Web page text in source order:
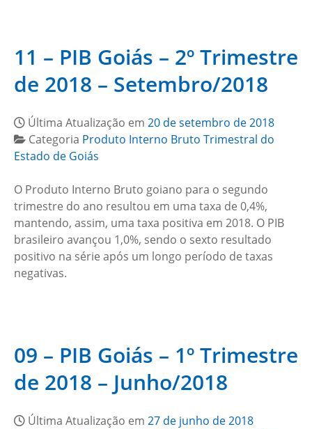
11 – PIB Goiás – 2º Trimestre
de 2018 – Setembro/2018
Última Atualização em 20 de setembro de 2018
Categoria Produto Interno Bruto Trimestral do
Estado de Goiás
O Produto Interno Bruto goiano para o segundo
trimestre do ano resultou em uma taxa de 0,4%,
mantendo, assim, uma taxa positiva em 2018. O PIB
brasileiro avançou 1,0%, sendo o sexto resultado
positivo na série após um longo período de taxas
negativas.
09 – PIB Goiás – 1º Trimestre
de 2018 – Junho/2018
Última Atualização em 27 de junho de 2018